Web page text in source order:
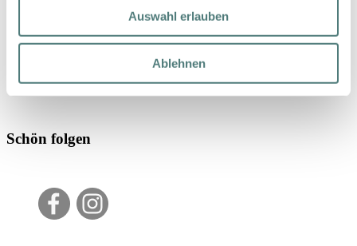
Auswahl erlauben
Ablehnen
Schön folgen